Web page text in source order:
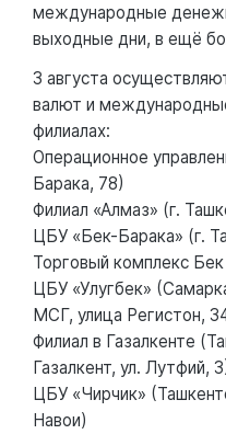
международные
выходные дни, в ещё
3 августа
валют и
филиалах:
Операционное
Барака, 78)
Филиал «Алмаз» (г.
ЦБУ «Бек-Барака» (г.
Торговый комплекс
ЦБУ «Улугбек»
МСГ, улица Регистон,
Филиал в Газалкенте
Газалкент, ул. Лутфий,
ЦБУ «Чирчик»
Навои)